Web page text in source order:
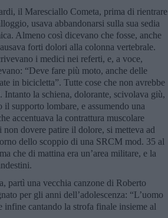
il Maresciallo Cometa, prima di rientrare
usava abbandonarsi sulla sua sedia
Almeno così dicevano che fosse, anche
forti dolori alla colonna vertebrale.
i medici nei referti, e, a voce,
“Deve fare più moto, anche delle
in bicicletta”. Tutte cose che non avrebbe
Intanto la schiena, dolorante, scivolava giù,
il supporto lombare, e assumendo una
accentuava la contrattura muscolare
dovere patire il dolore, si metteva ad
dello scoppio di una SRCM mod. 35 al
che di mattina era un’area militare, e la
partì una vecchia canzone di Roberto
per gli anni dell’adolescenza: “L’uomo
infine cantando la strofa finale insieme al